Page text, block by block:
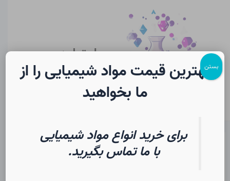
سایت لرن
شیمی
سیلیکات در شیمی | فرهنگ لغت
بهترین قیمت مواد شیمیایی را از
ما بخواهید
برای خرید انواع مواد شیمیایی
با ما تماس بگیرید.
بستن